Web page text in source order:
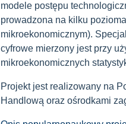
modele postępu
prowadzona na kilku
mikroekonomicznym).
cyfrowe mierzony jest przy
mikroekonomicznych
Projekt jest realizowany na
Handlową oraz ośrodkami